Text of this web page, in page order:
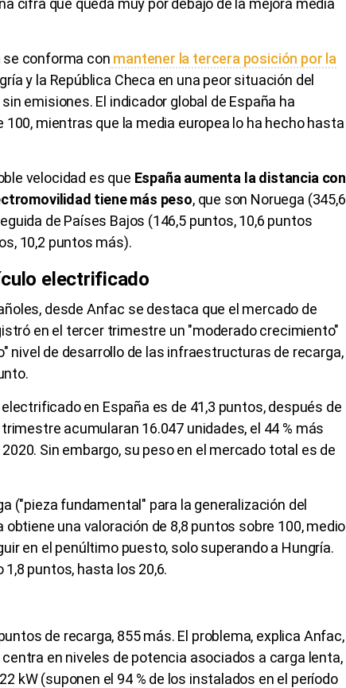
cifra que queda muy por debajo de la mejora media
se conforma con mantener la tercera posición por la
y la República Checa en una peor situación del
emisiones. El indicador global de España ha
mientras que la media europea lo ha hecho hasta
velocidad es que España aumenta la distancia con
tiene más peso, que son Noruega (345,6
de Países Bajos (146,5 puntos, 10,6 puntos
10,2 puntos más).
electrificado
desde Anfac se destaca que el mercado de
en el tercer trimestre un "moderado crecimiento"
nivel de desarrollo de las infraestructuras de recarga,
en España es de 41,3 puntos, después de
acumularan 16.047 unidades, el 44 % más
Sin embargo, su peso en el mercado total es de
("pieza fundamental" para la generalización del
una valoración de 8,8 puntos sobre 100, medio
en el penúltimo puesto, solo superando a Hungría.
puntos, hasta los 20,6.
de recarga, 855 más. El problema, explica Anfac,
en niveles de potencia asociados a carga lenta,
kW (suponen el 94 % de los instalados en el período